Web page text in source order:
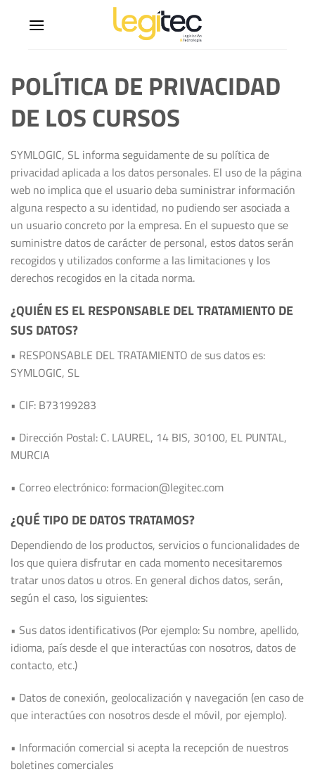
POLÍTICA DE PRIVACIDAD
DE LOS CURSOS
SYMLOGIC, SL informa seguidamente de su política de
privacidad aplicada a los datos personales. El uso de la página
web no implica que el usuario deba suministrar información
alguna respecto a su identidad, no pudiendo ser asociada a
un usuario concreto por la empresa. En el supuesto que se
suministre datos de carácter de personal, estos datos serán
recogidos y utilizados conforme a las limitaciones y los
derechos recogidos en la citada norma.
¿QUIÉN ES EL RESPONSABLE DEL TRATAMIENTO DE
SUS DATOS?
• RESPONSABLE DEL TRATAMIENTO de sus datos es:
SYMLOGIC, SL
• CIF: B73199283
• Dirección Postal: C. LAUREL, 14 BIS, 30100, EL PUNTAL,
MURCIA
• Correo electrónico: formacion@legitec.com
¿QUÉ TIPO DE DATOS TRATAMOS?
Dependiendo de los productos, servicios o funcionalidades de
los que quiera disfrutar en cada momento necesitaremos
tratar unos datos u otros. En general dichos datos, serán,
según el caso, los siguientes:
• Sus datos identificativos (Por ejemplo: Su nombre, apellido,
idioma, país desde el que interactúas con nosotros, datos de
contacto, etc.)
• Datos de conexión, geolocalización y navegación (en caso de
que interactúes con nosotros desde el móvil, por ejemplo).
• Información comercial si acepta la recepción de nuestros
boletines comerciales